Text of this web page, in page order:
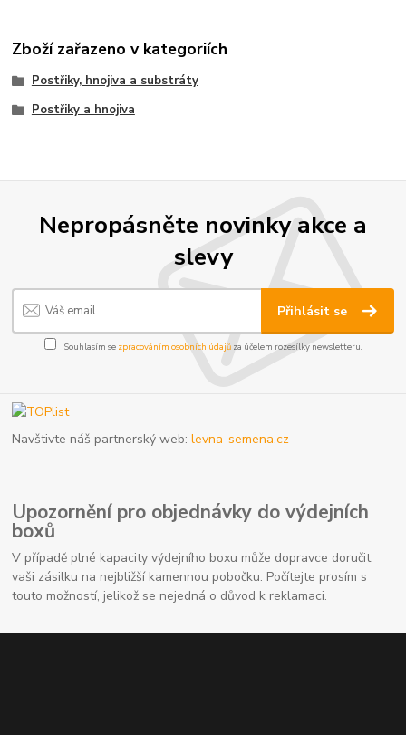
Zboží zařazeno v kategoriích
Postřiky, hnojiva a substráty
Postřiky a hnojiva
Nepropásněte novinky akce a
slevy
Přihlásit se
Souhlasím se zpracováním osobních údajůza účelem rozesílky newsletteru.
Navštivte náš partnerský web:levna-semena.cz
Upozornění pro objednávky do výdejních
boxů
V případě plné kapacity výdejního boxu může dopravce doručit
vaši zásilku na nejbližší kamennou pobočku. Počítejte prosím s
touto možností, jelikož se nejedná o důvod k reklamaci.